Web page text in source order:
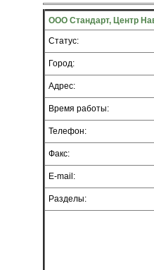
ООО Стандарт, Центр
Статус:
Город:
Адрес:
Время работы:
Телефон:
Факс:
E-mail:
Разделы: